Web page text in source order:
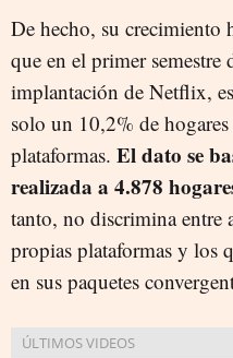
De hecho, su crecimiento
que en el primer
implantación de Netflix,
solo un 10,2% de
plataformas. El dato se
realizada a 4.878
tanto, no discrimina entre
propias plataformas y los
en sus paquetes